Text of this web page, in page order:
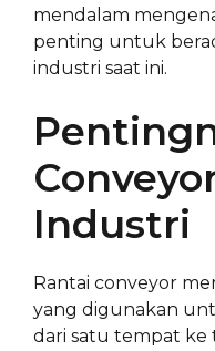
mendalam
penting untuk
industri saat ini.
Industri
Rantai conveyor
yang digunakan
dari satu tempat ke